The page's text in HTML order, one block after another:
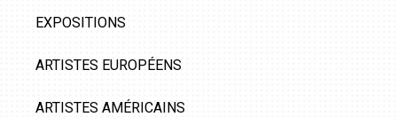
EXPOSITIONS
ARTISTES EUROPÉENS
ARTISTES AMÉRICAINS